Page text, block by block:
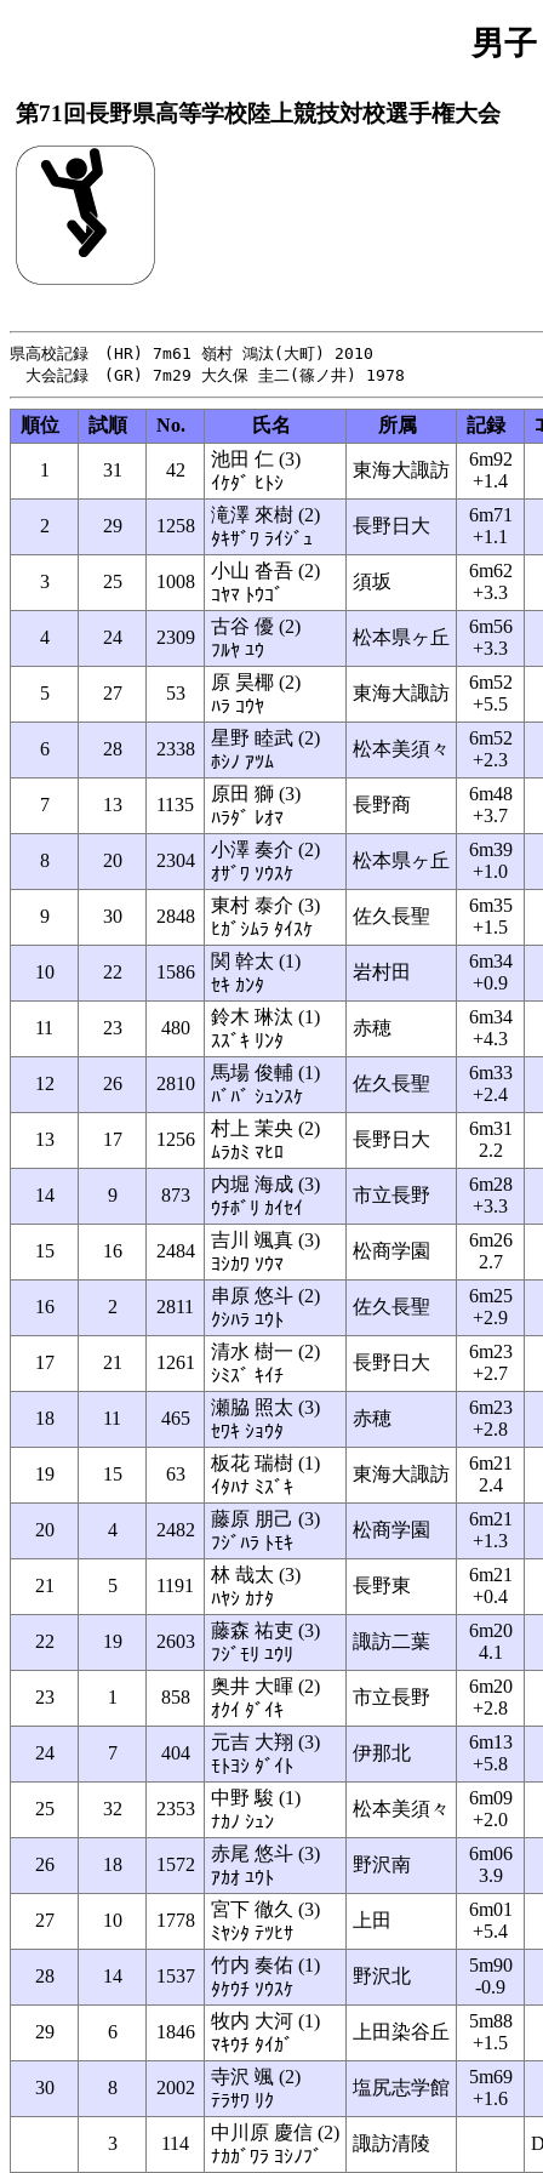
男
第71回長野県高等学校陸上競技対校選手権大会
県高校記録　(HR) 7m61 嶺村 鴻汰(大町) 2010
順位 試順 No. 氏名 所属 記録
1 31 42
池田 仁 (3)
ｲｹﾀﾞ ﾋﾄｼ
東海大諏訪
6m92
+1.4
2 29 1258
滝澤 來樹 (2)
ﾀｷｻﾞﾜ ﾗｲｼﾞｭ
長野日大
6m71
+1.1
3 25 1008
小山 沓吾 (2)
ｺﾔﾏ ﾄｳｺﾞ
須坂
6m62
+3.3
4 24 2309
古谷 優 (2)
ﾌﾙﾔ ﾕｳ
松本県ヶ丘
6m56
+3.3
5 27 53
原 昊椰 (2)
ﾊﾗ ｺｳﾔ
東海大諏訪
6m52
+5.5
6 28 2338
星野 睦武 (2)
ﾎｼﾉ ｱﾂﾑ
松本美須々
6m52
+2.3
7 13 1135
原田 獅 (3)
ﾊﾗﾀﾞ ﾚｵﾏ
長野商
6m48
+3.7
8 20 2304
小澤 奏介 (2)
ｵｻﾞﾜ ｿｳｽｹ
松本県ヶ丘
6m39
+1.0
9 30 2848
東村 泰介 (3)
ﾋｶﾞｼﾑﾗ ﾀｲｽｹ
佐久長聖
6m35
+1.5
10 22 1586
関 幹太 (1)
ｾｷ ｶﾝﾀ
岩村田
6m34
+0.9
11 23 480
鈴木 琳汰 (1)
ｽｽﾞｷ ﾘﾝﾀ
赤穂
6m34
+4.3
12 26 2810
馬場 俊輔 (1)
ﾊﾞﾊﾞ ｼｭﾝｽｹ
佐久長聖
6m33
+2.4
13 17 1256
村上 茉央 (2)
ﾑﾗｶﾐ ﾏﾋﾛ
長野日大
6m31
2.2
14 9 873
内堀 海成 (3)
ｳﾁﾎﾞﾘ ｶｲｾｲ
市立長野
6m28
+3.3
15 16 2484
吉川 颯真 (3)
ﾖｼｶﾜ ｿｳﾏ
松商学園
6m26
2.7
16 2 2811
串原 悠斗 (2)
ｸｼﾊﾗ ﾕｳﾄ
佐久長聖
6m25
+2.9
17 21 1261
清水 樹一 (2)
ｼﾐｽﾞ ｷｲﾁ
長野日大
6m23
+2.7
18 11 465
瀬脇 照太 (3)
ｾﾜｷ ｼｮｳﾀ
赤穂
6m23
+2.8
19 15 63
板花 瑞樹 (1)
ｲﾀﾊﾅ ﾐｽﾞｷ
東海大諏訪
6m21
2.4
20 4 2482
藤原 朋己 (3)
ﾌｼﾞﾊﾗ ﾄﾓｷ
松商学園
6m21
+1.3
21 5 1191
林 哉太 (3)
ﾊﾔｼ ｶﾅﾀ
長野東
6m21
+0.4
22 19 2603
藤森 祐吏 (3)
ﾌｼﾞﾓﾘ ﾕｳﾘ
諏訪二葉
6m20
4.1
23 1 858
奥井 大暉 (2)
ｵｸｲ ﾀﾞｲｷ
市立長野
6m20
+2.8
24 7 404
元吉 大翔 (3)
ﾓﾄﾖｼ ﾀﾞｲﾄ
伊那北
6m13
+5.8
25 32 2353
中野 駿 (1)
ﾅｶﾉ ｼｭﾝ
松本美須々
6m09
+2.0
26 18 1572
赤尾 悠斗 (3)
ｱｶｵ ﾕｳﾄ
野沢南
6m06
3.9
27 10 1778
宮下 徹久 (3)
ﾐﾔｼﾀ ﾃﾂﾋｻ
上田
6m01
+5.4
28 14 1537
竹内 奏佑 (1)
ﾀｹｳﾁ ｿｳｽｹ
野沢北
5m90
-0.9
29 6 1846
牧内 大河 (1)
ﾏｷｳﾁ ﾀｲｶﾞ
上田染谷丘
5m88
+1.5
30 8 2002
寺沢 颯 (2)
ﾃﾗｻﾜ ﾘｸ
塩尻志学館
5m69
+1.6
3 114
中川原 慶信 (2)
ﾅｶｶﾞﾜﾗ ﾖｼﾉﾌﾞ
諏訪清陵